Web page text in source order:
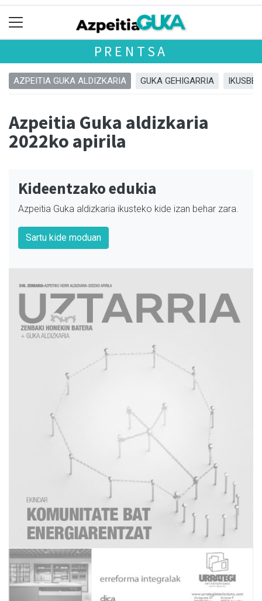
PRENTSA
AZPEITIA GUKA ALDIZKARIA GUKA GEHIGARRIA
Azpeitia Guka aldizkaria
2022ko apirila
Kideentzako edukia
Azpeitia Guka aldizkaria ikusteko kide izan behar zara.
Sartu kide moduan